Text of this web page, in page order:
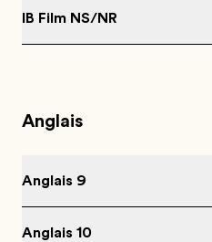
IB Film NS/NR
Anglais
Anglais 9
Anglais 10